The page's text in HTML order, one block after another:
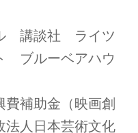
講談社 ライツ
ブルーベアハウ
費補助金（映画創
法人日本芸術文化